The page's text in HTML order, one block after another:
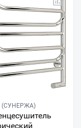
(СУНЕРЖА)